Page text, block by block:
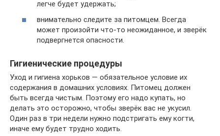
легче будет удержать;
внимательно следите за питомцем. Всегда
может произойти что-то неожиданное, и зверёк
подвергнется опасности.
Гигиенические процедуры
Уход и гигиена хорьков — обязательное условие их
содержания в домашних условиях. Питомец должен
быть всегда чистым. Поэтому его надо купать, но
делать это осторожно, чтобы зверёк вас не укусил.
Один раз в три недели нужно подстригать ему когти,
иначе ему будет трудно ходить.